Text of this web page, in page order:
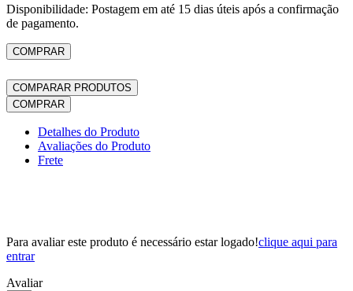
Disponibilidade: Postagem em até 15 dias úteis após a confirmação
de pagamento.
COMPRAR
COMPARAR PRODUTOS
COMPRAR
Detalhes do Produto
Avaliações do Produto
Frete
Para avaliar este produto é necessário estar logado!clique aqui para
entrar
Avaliar